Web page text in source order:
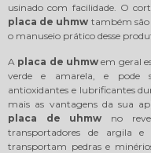
usinado com facilidade. O
placa de uhmw também são
o manuseio prático desse
A placa de uhmw em geral
verde e amarela, e pode
antioxidantes e lubrificantes
mais as vantagens da sua
placa de uhmw no
transportadores de argila
transportam pedras e